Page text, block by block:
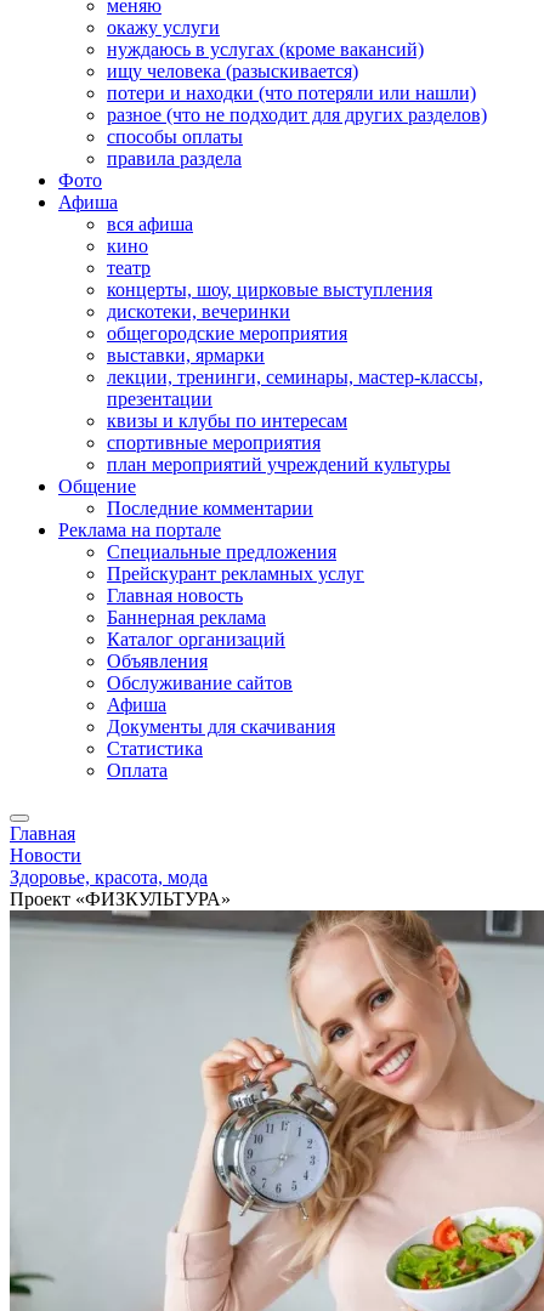
меняю
окажу услуги
нуждаюсь в услугах (кроме вакансий)
ищу человека (разыскивается)
потери и находки (что потеряли или нашли)
разное (что не подходит для других разделов)
способы оплаты
правила раздела
Фото
Афиша
вся афиша
кино
театр
концерты, шоу, цирковые выступления
дискотеки, вечеринки
общегородские мероприятия
выставки, ярмарки
лекции, тренинги, семинары, мастер-классы,
презентации
квизы и клубы по интересам
спортивные мероприятия
план мероприятий учреждений культуры
Общение
Последние комментарии
Реклама на портале
Специальные предложения
Прейскурант рекламных услуг
Главная новость
Баннерная реклама
Каталог организаций
Объявления
Обслуживание сайтов
Афиша
Документы для скачивания
Статистика
Оплата
Главная
Новости
Здоровье, красота, мода
Проект «ФИЗКУЛЬТУРА»